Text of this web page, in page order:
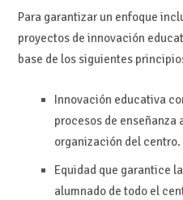
Para garantizar un enfoque
proyectos de innovación
base de los siguientes
Innovación educativa
procesos de enseñanza
organización del centro.
Equidad que garantice
alumnado de todo el